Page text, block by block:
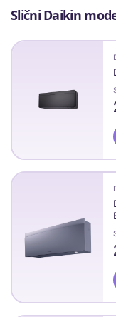
Slični Daikin